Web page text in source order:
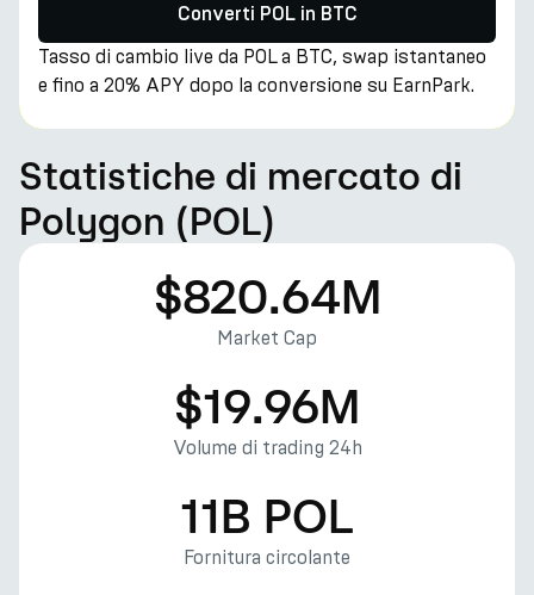
Converti POL in BTC
Tasso di cambio live da POL a BTC, swap istantaneo
e fino a 20% APY dopo la conversione su EarnPark.
Statistiche di mercato di
Polygon (POL)
$820.64M
Market Cap
$19.96M
Volume di trading 24h
11B POL
Fornitura circolante